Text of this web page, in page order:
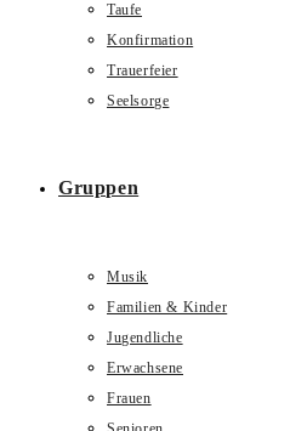
Taufe
Konfirmation
Trauerfeier
Seelsorge
Gruppen
Musik
Familien & Kinder
Jugendliche
Erwachsene
Frauen